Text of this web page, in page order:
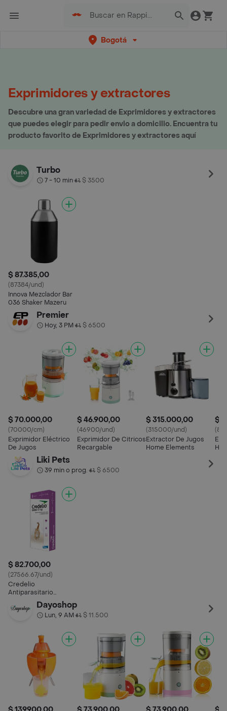
Bogotá
Exprimidores y extractores
Descubre una gran variedad de Exprimidores y extractores
que puedes elegir para pedir envio a domicilio. Encuentra tu
producto favorito de Exprimidores y extractores aquí
Turbo
7 - 10 min• $ 3500
$ 87.385,00
(87384/und)
Innova Mezclador Bar
036 Shaker Mazeru
Premier
Hoy, 3 PM• $ 6500
$ 70.000,00
(70000/cm)
Exprimidor Eléctrico
De Jugos
$ 46.900,00
(46900/und)
Exprimidor De Citricos
Recargable
$ 315.000,00
(315000/und)
Extractor De Jugos
Home Elements
$
Liki Pets
39 min o prog.• $ 6500
$ 82.700,00
(27566.67/und)
Credelio
Antiparasitario
Medicamento 0.5-2.0
Kg (0.5 mg/12 mg)
Dayoshop
Lun, 9 AM• $ 11.500